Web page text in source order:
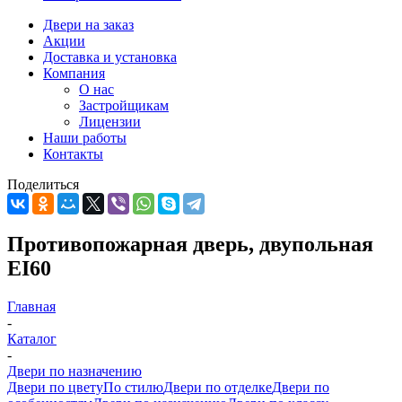
Двери на заказ
Акции
Доставка и установка
Компания
О нас
Застройщикам
Лицензии
Наши работы
Контакты
Поделиться
Противопожарная дверь, двупольная
EI60
Главная
-
Каталог
-
Двери по назначению
Двери по цветуПо стилюДвери по отделкеДвери по